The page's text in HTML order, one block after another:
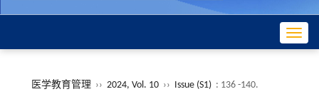
医学教育管理 ›› 2024, Vol. 10 ›› Issue (S1) : 136 -140.